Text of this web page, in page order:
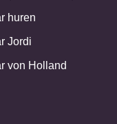
huren
Jordi
von Holland